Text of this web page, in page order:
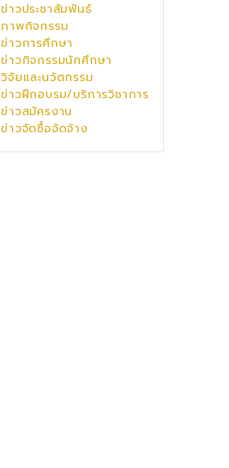
ข่าวประชาสัมพันธ์
ภาพกิจกรรม
ข่าวการศึกษา
ข่าวกิจกรรมนักศึกษา
วิจัยและนวัตกรรม
ข่าวฝึกอบรม/บริการวิชาการ
ข่าวสมัครงาน
ข่าวจัดซื้อจัดจ้าง